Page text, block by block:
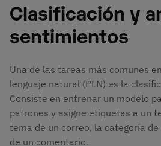
Clasificación y
sentimientos
Una de las tareas más comunes
lenguaje natural (PLN) es la
Consiste en entrenar un modelo
patrones y asigne etiquetas a un
tema de un correo, la categoría
de un comentario.